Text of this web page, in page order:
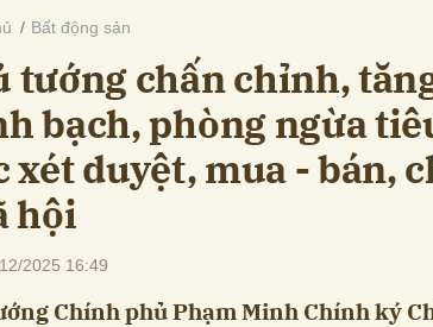
Bất động sản
tướng chấn chỉnh,
bạch, phòng ngừa
xét duyệt, mua - bán,
hội
2025 16:49
Chính phủ Phạm Minh Chính ký